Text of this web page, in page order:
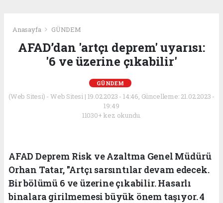
Anasayfa GÜNDEM
AFAD’dan 'artçı deprem' uyarısı:
'6 ve üzerine çıkabilir'
GÜNDEM
(Web Sitesi) - Web Sitesi | 19.02.2023 - 14:46, Güncelleme: 21.02.2023 -
19:49
11030+ kez okundu.
AFAD Deprem Risk ve Azaltma Genel Müdürü
Orhan Tatar, "Artçı sarsıntılar devam edecek.
Bir bölümü 6 ve üzerine çıkabilir. Hasarlı
binalara girilmemesi büyük önem taşıyor. 4